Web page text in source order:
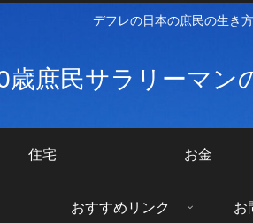
デフレの日本の庶民の生き
歳庶民サラリーマ
住宅 お金
おすすめリンク お